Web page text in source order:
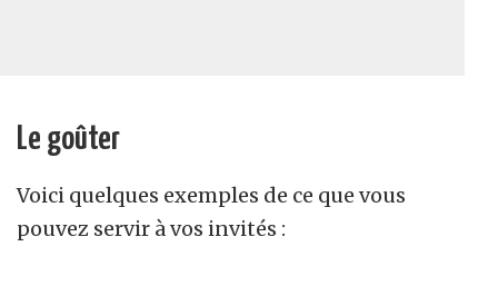
Le goûter
Voici quelques exemples de ce que vous
pouvez servir à vos invités :